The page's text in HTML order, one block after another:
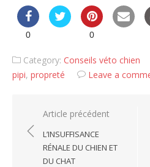
0 0
Category: Conseils véto chien
pipi, propreté Leave a
Navigation
de
l’article
Article précédent
L’INSUFFISANCE
RÉNALE DU CHIEN ET
DU CHAT